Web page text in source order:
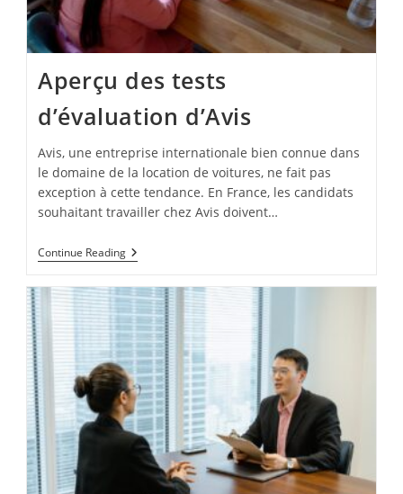
Aperçu des tests
d’évaluation d’Avis
Avis, une entreprise internationale bien connue dans
le domaine de la location de voitures, ne fait pas
exception à cette tendance. En France, les candidats
souhaitant travailler chez Avis doivent…
Continue ReadingAperçu
Des
D’évaluation
D’Avis